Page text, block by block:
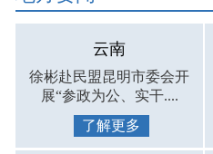
云南
徐彬赴民盟昆明市委会开
展“参政为公、实干....
了解更多